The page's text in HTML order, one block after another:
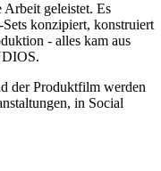
Arbeit geleistet. Es
konzipiert, konstruiert
- alles kam aus
der Produktfilm werden
in Social